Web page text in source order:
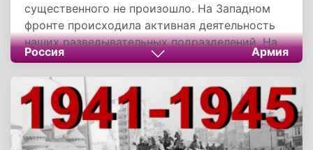
существенного не произошло. На Западном
фронте происходила активная деятельность
наших разведывательных подразделений. На
одном участке отряд разведчиков проник в
траншеи противника и вступил в рукопашную
схватку с немцами. Наши бойцы истребили до
роты гитлеровцев, уничтожили 4 пулемёта, 2
миномёта и разрушили 9 блиндажей. На
другом участке разведчики под
Россия Армия